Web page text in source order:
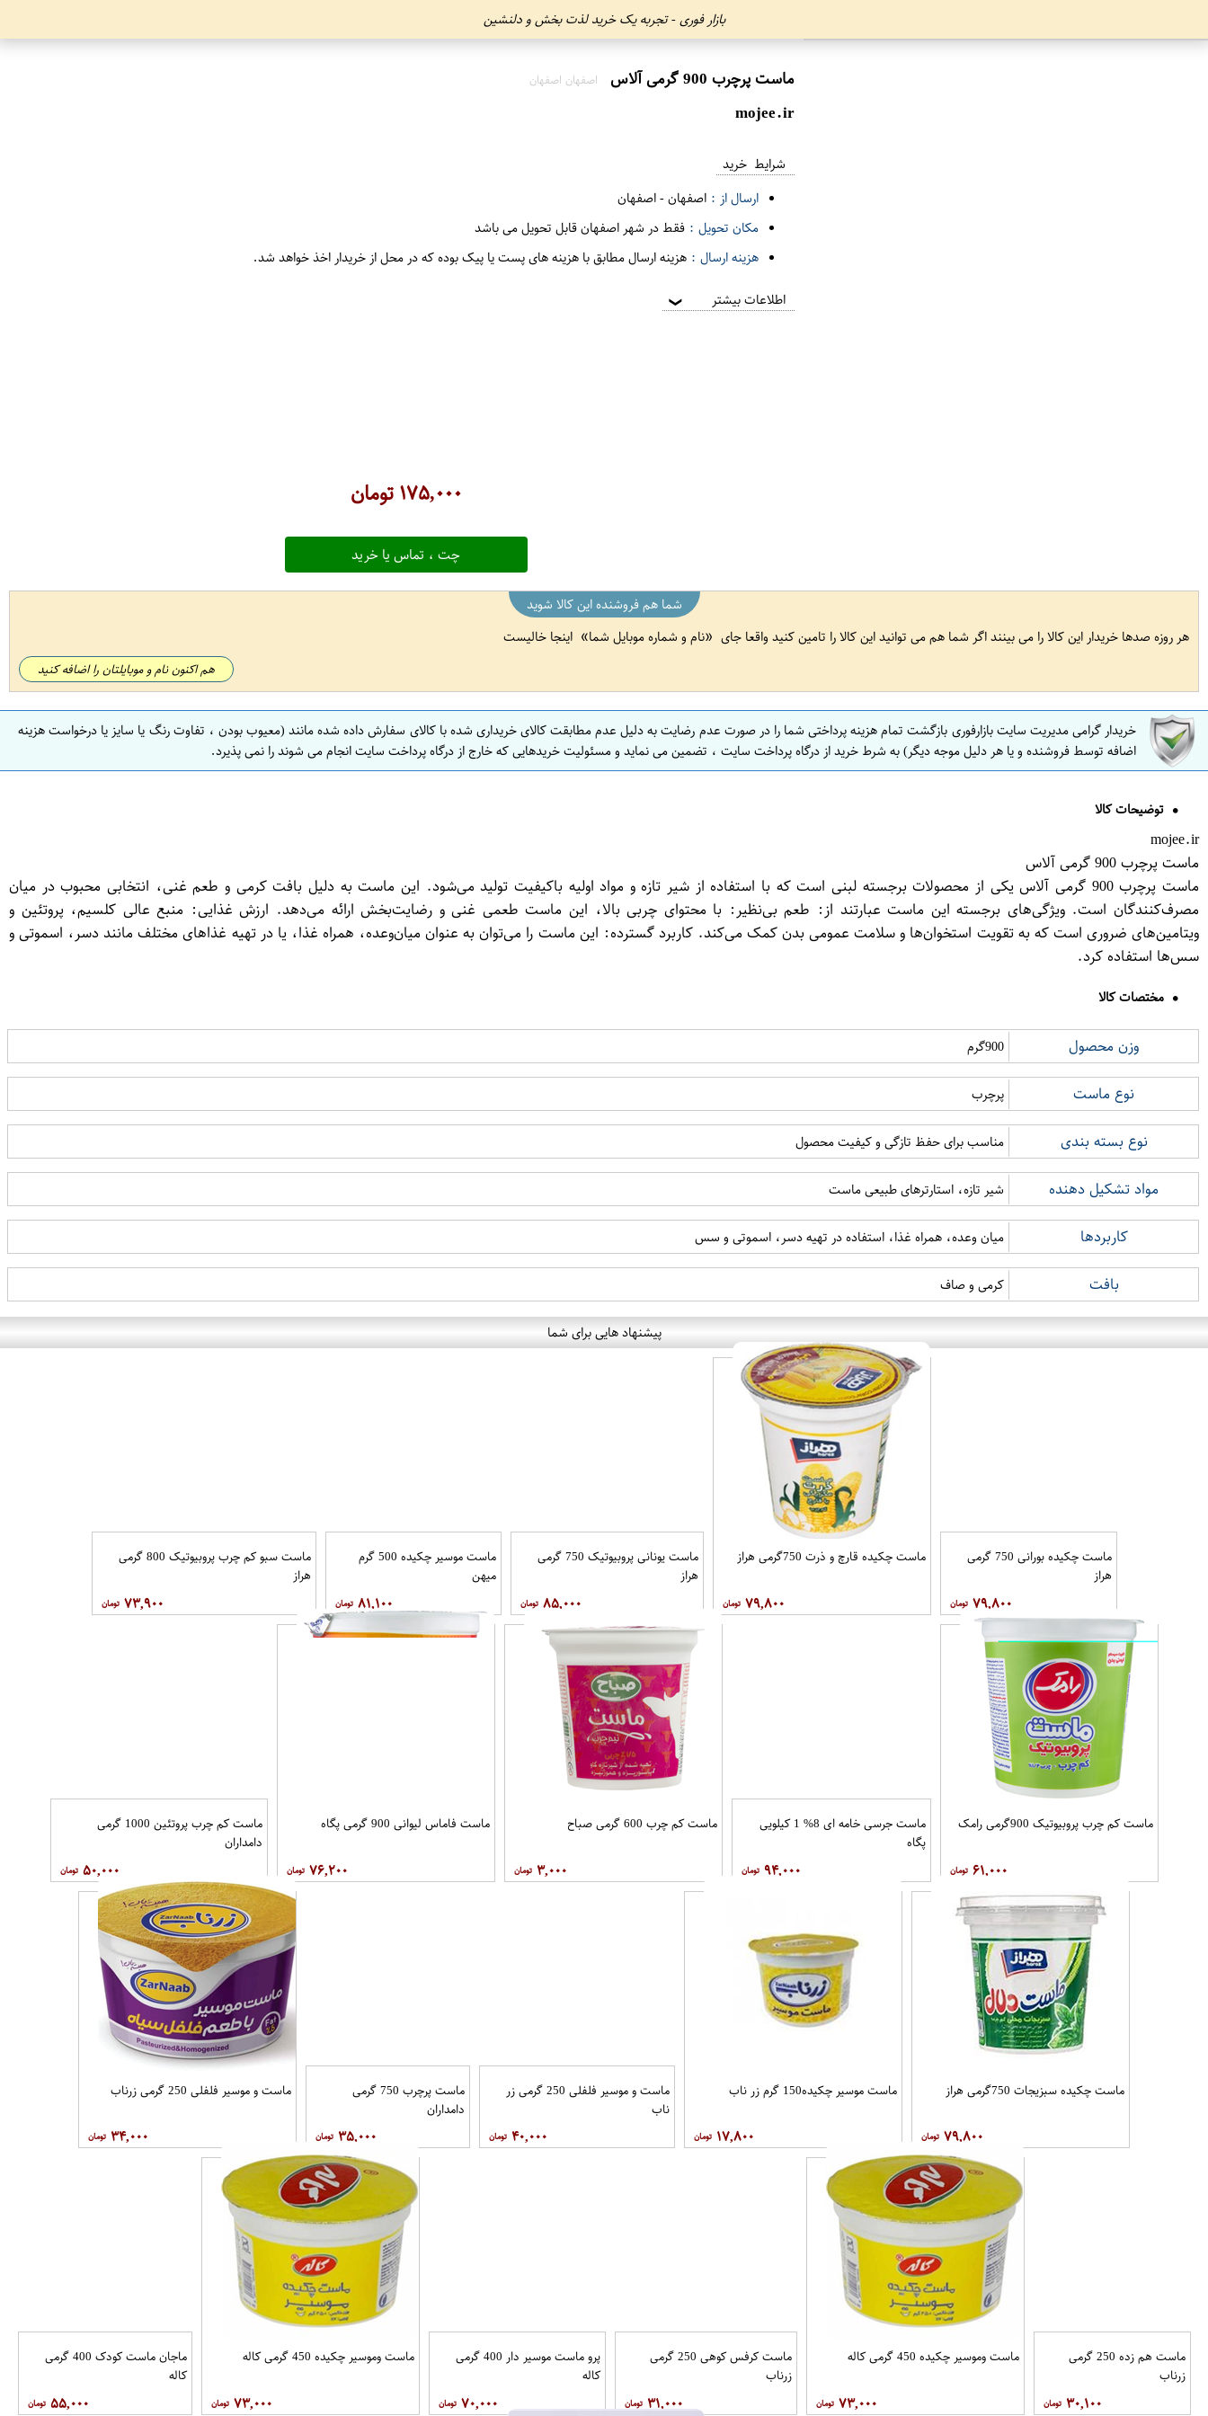
بازار فوری - تجربه یک خرید لذت بخش و دلنشین
ماست پرچرب 900 گرمی آلاس اصفهان اصفهان
mojee.ir
شرایط خرید
ارسال از : اصفهان-اصفهان
مکان تحویل : فقط در شهر اصفهان قابل تحویل می باشد
هزینه ارسال : هزینه ارسال مطابق با هزینه های پست یا پیک بوده که در محل از خریدار اخذ خواهد شد.
اطلاعات بیشتر ❯
۱۷۵,۰۰۰تومان
چت ، تماس یا خرید
شما هم فروشنده این کالا شوید
هر روزه صدها خریدار این کالا را می بینند اگر شما هم می توانید این کالا را تامین کنید واقعا جای
نام و شماره موبایل شما اینجا خالیست
هم اکنون نام و موبایلتان را اضافه کنید
خریدار گرامی مدیریت سایت بازارفوری بازگشت تمام هزینه پرداختی شما را در صورت عدم رضایت به دلیل عدم مطابقت کالای خریداری شده با کالای سفارش داده شده مانند (معیوب بودن ، تفاوت رنگ یا سایز یا درخواست هزینه
اضافه توسط فروشنده و یا هر دلیل موجه دیگر) به شرط خرید از درگاه پرداخت سایت ، تضمین می نماید و مسئولیت خریدهایی که خارج از درگاه پرداخت سایت انجام می شوند را نمی پذیرد.
توضیحات کالا
mojee.ir
ماست پرچرب 900 گرمی آلاس
ماست پرچرب 900 گرمی آلاس یکی از محصولات برجسته لبنی است که با استفاده از شیر تازه و مواد اولیه باکیفیت تولید می‌شود. این ماست به دلیل بافت کرمی و طعم غنی، انتخابی محبوب در میان
مصرف‌کنندگان است. ویژگی‌های برجسته این ماست عبارتند از: طعم بی‌نظیر: با محتوای چربی بالا، این ماست طعمی غنی و رضایت‌بخش ارائه می‌دهد. ارزش غذایی: منبع عالی کلسیم، پروتئین و
ویتامین‌های ضروری است که به تقویت استخوان‌ها و سلامت عمومی بدن کمک می‌کند. کاربرد گسترده: این ماست را می‌توان به عنوان میان‌وعده، همراه غذا، یا در تهیه غذاهای مختلف مانند دسر، اسموتی و
سس‌ها استفاده کرد.
مختصات کالا
وزن محصول 900گرم
نوع ماست پرچرب
نوع بسته بندی مناسب برای حفظ تازگی و کیفیت محصول
مواد تشکیل دهنده شیر تازه، استارترهای طبیعی ماست
کاربردها میان وعده، همراه غذا، استفاده در تهیه دسر، اسموتی و سس
بافت کرمی و صاف
پیشنهاد هایی برای شما
ماست چکیده بورانی 750 گرمی
هراز
۷۹,۸۰۰
ماست چکیده قارچ و ذرت 750گرمی هراز
۷۹,۸۰۰
ماست یونانی پروبیوتیک 750 گرمی
هراز
۸۵,۰۰۰
ماست موسیر چکیده 500 گرم
میهن
۸۱,۱۰۰
ماست سبو کم چرب پروبیوتیک 800 گرمی
هراز
۷۳,۹۰۰
ماست کم چرب پروبیوتیک 900گرمی رامک
۶۱,۰۰۰
ماست جرسی خامه ای 8% 1 کیلویی
پگاه
۹۴,۰۰۰
ماست کم چرب 600 گرمی صباح
۳,۰۰۰
ماست فاماس لیوانی 900 گرمی پگاه
۷۶,۲۰۰
ماست کم چرب پروتئین 1000 گرمی
دامداران
۵۰,۰۰۰
ماست چکیده سبزیجات 750گرمی هراز
۷۹,۸۰۰
ماست موسیر چکیده150 گرم زر ناب
۱۷,۸۰۰
ماست و موسیر فلفلی 250 گرمی زر
ناب
۴۰,۰۰۰
ماست پرچرب 750 گرمی
دامداران
۳۵,۰۰۰
ماست و موسیر فلفلی 250 گرمی زرناب
۳۴,۰۰۰
ماست هم زده 250 گرمی
زرناب
۳۰,۱۰۰
ماست وموسیر چکیده 450 گرمی کاله
۷۳,۰۰۰
ماست کرفس کوهی 250 گرمی
زرناب
۳۱,۰۰۰
پرو ماست موسیر دار 400 گرمی
کاله
۷۰,۰۰۰
ماست وموسیر چکیده 450 گرمی کاله
۷۳,۰۰۰
ماجان ماست کودک 400 گرمی
کاله
۵۵,۰۰۰